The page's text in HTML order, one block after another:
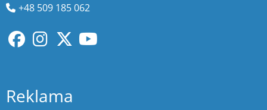
+48 509 185 062
Reklama